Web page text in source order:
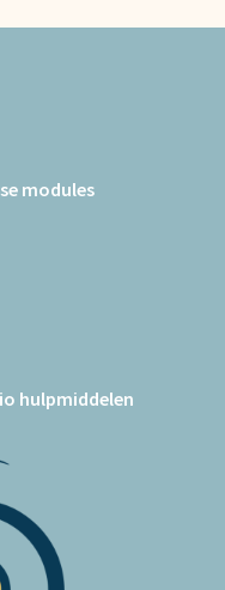
modules
hulpmiddelen